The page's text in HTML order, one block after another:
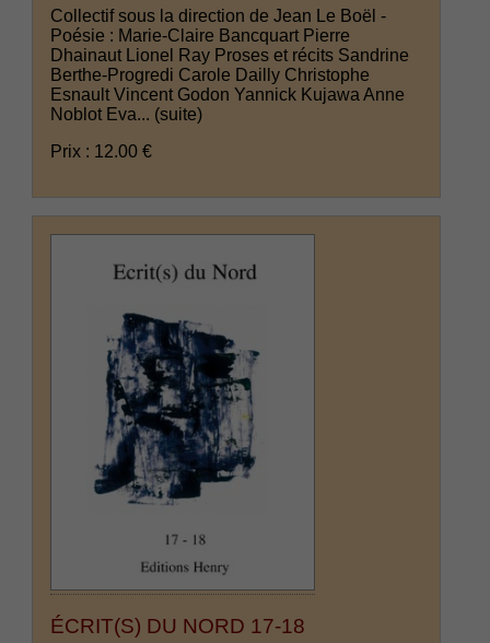
Collectif sous la direction de Jean Le Boël -
Poésie : Marie-Claire Bancquart Pierre
Dhainaut Lionel Ray Proses et récits Sandrine
Berthe-Progredi Carole Dailly Christophe
Esnault Vincent Godon Yannick Kujawa Anne
Noblot Eva... (suite)
Prix : 12.00 €
ÉCRIT(S) DU NORD 17-18